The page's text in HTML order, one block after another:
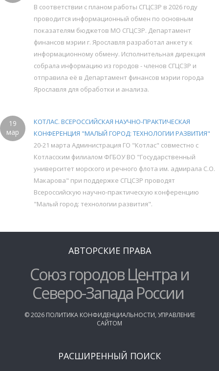
В соответствии с планом работы СГЦСЗР в 2026 году
проводится информационный обмен по основным
показателям бюджетов МО СГЦСЗР. Департамент
финансов мэрии г. Ярославля разработал анкету к
информационному обмену. Исполнительная дирекция
собрала информацию из городов - членов СГЦСЗР и
отправила её в Департамент финансов мэрии города
Ярославля для обработки и анализа.
19
мар
КОТЛАС. ВСЕРОССИЙСКАЯ НАУЧНО-ПРАКТИЧЕСКАЯ
КОНФЕРЕНЦИЯ "МАЛЫЙ ГОРОД: ТЕХНОЛОГИИ РАЗВИТИЯ"
20-21 марта Администрация ГО "Котлас" совместно с
Котласским филиалом ФГБОУ ВО "Государственный
университет морского и речного флота им. адмирала С.О.
Макарова" при поддержке СГЦСЗР проводят
Всероссийскую научно-практическую конференцию
"Малый город: технологии развития".
АВТОРСКИЕ ПРАВА
Союз городов Центра и
Северо-Запада России
©2026 ПОЛИТИКА КОНФИДЕНЦИАЛЬНОСТИ, УПРАВЛЕНИЕ
САЙТОМ
РАСШИРЕННЫЙ ПОИСК